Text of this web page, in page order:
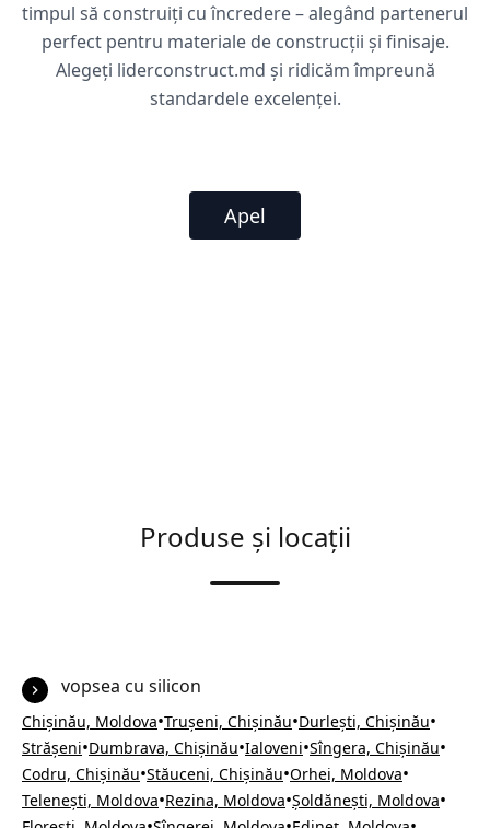
timpul să construiți cu încredere – alegând partenerul
perfect pentru materiale de construcții și finisaje.
Alegeți liderconstruct.md și ridicăm împreună
standardele excelenței.
Apel
Produse și locații
vopsea cu silicon
Chișinău, Moldova•Trușeni, Chișinău•Durlești, Chișinău•
Strășeni•Dumbrava, Chișinău•Ialoveni•Sîngera, Chișinău•
Codru, Chișinău•Stăuceni, Chișinău•Orhei, Moldova•
Telenești, Moldova•Rezina, Moldova•Șoldănești, Moldova•